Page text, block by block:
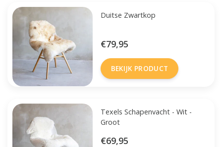
Duitse Zwartkop
€79,95
BEKIJK PRODUCT
Texels Schapenvacht - Wit -
Groot
€69,95